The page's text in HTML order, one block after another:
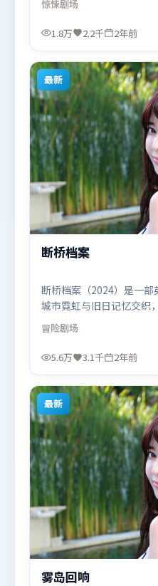
尝试突破套路。由贾樟柯
娜、梁朝伟，阿米尔·汗
喜欢惊悚题材的观众观看
惊悚剧场
1.8万 2.2千 2年前
最新
断桥档案
断桥档案（2024）是一部
城市霓虹与旧日记忆交织
断付出代价。高潮段落信
回扣同时完成。由林超贤
村拓哉，王景春等联袂出
观众观看。
冒险剧场
5.6万 3.1千 2年前
最新
雾岛回响